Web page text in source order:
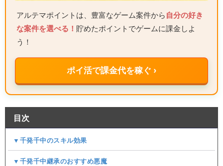
アルテマポイントは、豊富なゲーム案件から 自分の好き
な案件を選べる！ 貯めたポイントでゲームに課金しよ
う！
ポイ活で課金代を稼ぐ ›
目次
▼千発千中のスキル効果
▼千発千中継承のおすすめ悪魔